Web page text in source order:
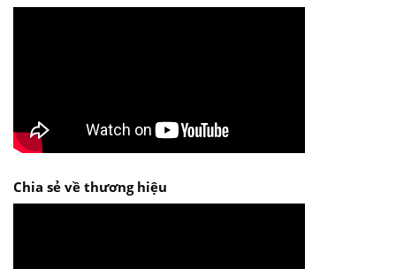
Chia sẻ về thương hiệu